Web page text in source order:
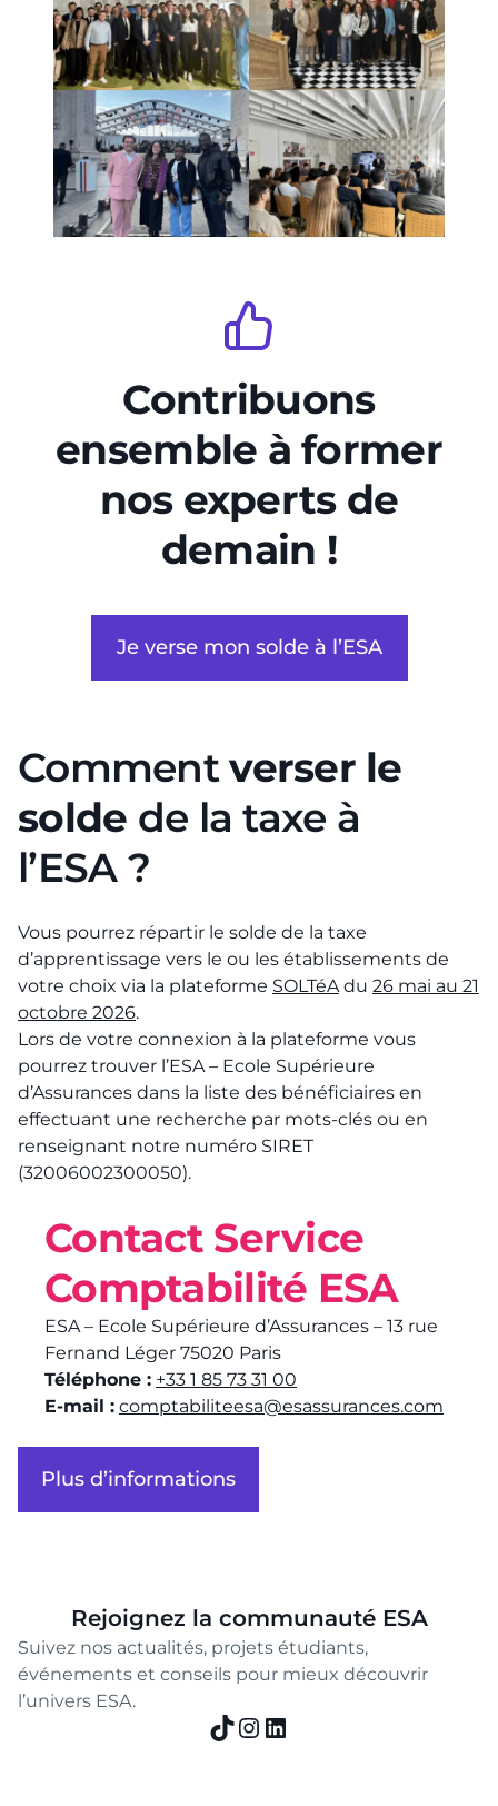
Contribuons
ensemble à former
nos experts de
demain !
Je verse mon solde à l’ESA
Commentverser le
solde de la taxe à
l’ESA ?
Vous pourrez répartir le solde de la taxe
d’apprentissage vers le ou les établissements de
votre choix via la plateforme SOLTéAdu 26 mai au 21
octobre 2026.
Lors de votre connexion à la plateforme vous
pourrez trouver l’ESA – Ecole Supérieure
d’Assurances dans la liste des bénéficiaires en
effectuant une recherche par mots-clés ou en
renseignant notre numéro SIRET
(32006002300050).
Contact Service
Comptabilité ESA
ESA – Ecole Supérieure d’Assurances – 13 rue
Fernand Léger 75020 Paris
Téléphone : +33 1 85 73 31 00
E-mail : comptabiliteesa@esassurances.com
Plus d’informations
Rejoignez la communauté ESA
Suivez nos actualités, projets étudiants,
événements et conseils pour mieux découvrir
l’univers ESA.
TikTok
Instagram
LinkedIn